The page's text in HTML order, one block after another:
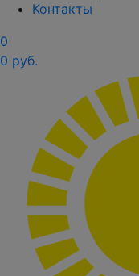
Контакты
0
0 руб.